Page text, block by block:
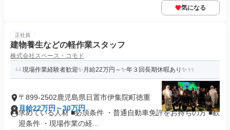
気になる
正社員
建物養生などの軽作業スタッフ
株式会社スペース・コモド
現場作業経験者歓迎✨月給22万円～✨年３回長期休暇あり✨
〒899-2502鹿児島県日置市伊集院町徳重
月給22万円～30万円
求めている人材 ■必須条件 ・普通自動車免許をお持ちの方 ■歓
迎条件 ・現場作業の経...